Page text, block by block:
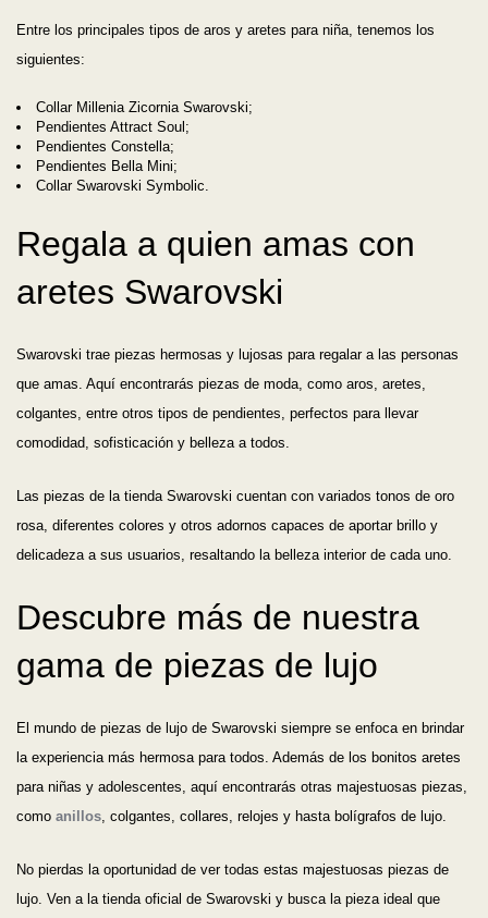
Entre los principales tipos de aros y aretes para niña, tenemos los
siguientes:
Collar Millenia Zicornia Swarovski;
Pendientes Attract Soul;
Pendientes Constella;
Pendientes Bella Mini;
Collar Swarovski Symbolic.
Regala a quien amas con
aretes Swarovski
Swarovski trae piezas hermosas y lujosas para regalar a las personas
que amas. Aquí encontrarás piezas de moda, como aros, aretes,
colgantes, entre otros tipos de pendientes, perfectos para llevar
comodidad, sofisticación y belleza a todos.
Las piezas de la tienda Swarovski cuentan con variados tonos de oro
rosa, diferentes colores y otros adornos capaces de aportar brillo y
delicadeza a sus usuarios, resaltando la belleza interior de cada uno.
Descubre más de nuestra
gama de piezas de lujo
El mundo de piezas de lujo de Swarovski siempre se enfoca en brindar
la experiencia más hermosa para todos. Además de los bonitos aretes
para niñas y adolescentes, aquí encontrarás otras majestuosas piezas,
como anillos , colgantes, collares, relojes y hasta bolígrafos de lujo.
No pierdas la oportunidad de ver todas estas majestuosas piezas de
lujo. Ven a la tienda oficial de Swarovski y busca la pieza ideal que